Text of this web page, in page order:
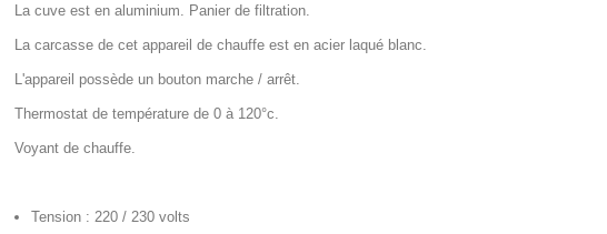
La cuve est en aluminium. Panier de filtration.
La carcasse de cet appareil de chauffe est en acier laqué blanc.
L'appareil possède un bouton marche / arrêt.
Thermostat de température de 0 à 120°c.
Voyant de chauffe.
Tension : 220 / 230 volts